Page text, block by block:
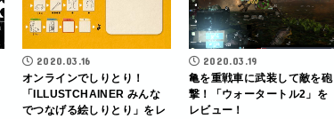
2020.03.16
オンラインでしりとり！
「ILLUSTCHAINER みんな
でつなげる絵しりとり」をレ
2020.03.19
亀を重戦車に武装して敵を砲
撃！「ウォータートル2」を
レビュー！